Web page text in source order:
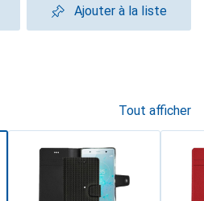
Ajouter à la liste
Tout afficher